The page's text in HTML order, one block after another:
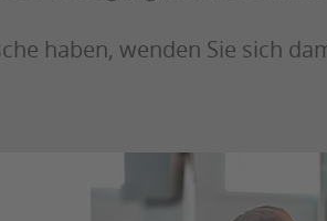
haben, wenden Sie sich